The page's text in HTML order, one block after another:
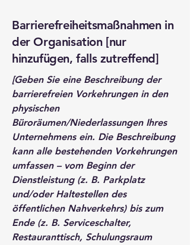
Barrierefreiheitsmaßnahmen in
der Organisation [nur
hinzufügen, falls zutreffend]
[Geben Sie eine Beschreibung der
barrierefreien Vorkehrungen in den
physischen
Büroräumen/Niederlassungen Ihres
Unternehmens ein. Die Beschreibung
kann alle bestehenden Vorkehrungen
umfassen – vom Beginn der
Dienstleistung (z. B. Parkplatz
und/oder Haltestellen des
öffentlichen Nahverkehrs) bis zum
Ende (z. B. Serviceschalter,
Restauranttisch, Schulungsraum